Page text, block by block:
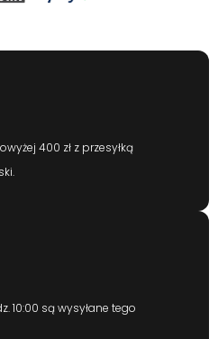
400 zł z przesyłką
10:00 są wysyłane tego